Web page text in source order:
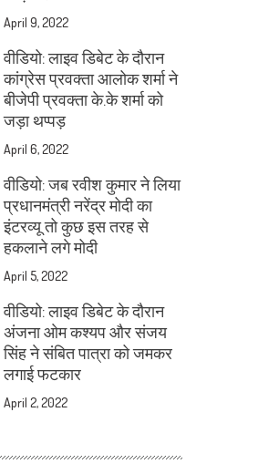
April 9, 2022
वीडियो: लाइव डिबेट के दौरान
कांग्रेस प्रवक्ता आलोक शर्मा ने
बीजेपी प्रवक्ता के.के शर्मा को
जड़ा थप्पड़
April 6, 2022
वीडियो: जब रवीश कुमार ने लिया
प्रधानमंत्री नरेंद्र मोदी का
इंटरव्यू तो कुछ इस तरह से
हकलाने लगे मोदी
April 5, 2022
वीडियो: लाइव डिबेट के दौरान
अंजना ओम कश्यप और संजय
सिंह ने संबित पात्रा को जमकर
लगाई फटकार
April 2, 2022